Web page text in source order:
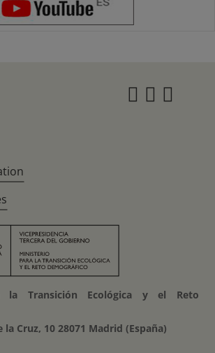
la Transición Ecológica y el Reto
la Cruz, 10 28071 Madrid (España)